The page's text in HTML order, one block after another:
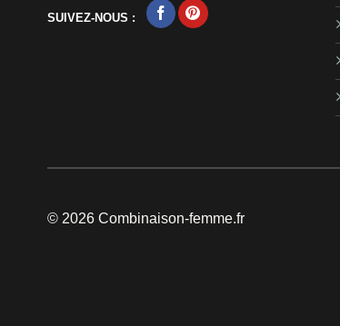
SUIVEZ-NOUS :
© 2026 Combinaison-femme.fr